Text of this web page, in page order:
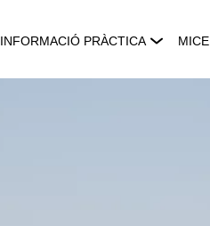
INFORMACIÓ PRÀCTICA MICE